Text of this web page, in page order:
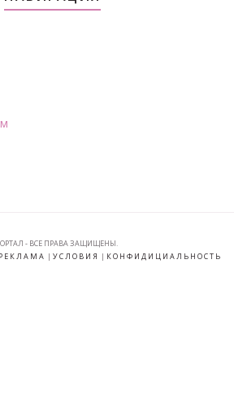
- ВСЕ ПРАВА ЗАЩИЩЕНЫ.
РЕКЛАМА | УСЛОВИЯ | КОНФИДИЦИАЛЬНОСТЬ